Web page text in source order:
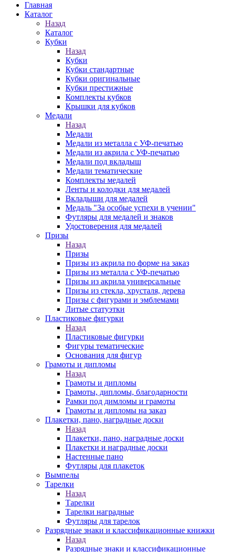
Главная
Каталог
Назад
Каталог
Кубки
Назад
Кубки
Кубки стандартные
Кубки оригинальные
Кубки престижные
Комплекты кубков
Крышки для кубков
Медали
Назад
Медали
Медали из металла с УФ-печатью
Медали из акрила с УФ-печатью
Медали под вкладыш
Медали тематические
Комплекты медалей
Ленты и колодки для медалей
Вкладыши для медалей
Медаль "За особые успехи в учении"
Футляры для медалей и знаков
Удостоверения для медалей
Призы
Назад
Призы
Призы из акрила по форме на заказ
Призы из металла с УФ-печатью
Призы из акрила универсальные
Призы из стекла, хрусталя, дерева
Призы с фигурами и эмблемами
Литые статуэтки
Пластиковые фигурки
Назад
Пластиковые фигурки
Фигуры тематические
Основания для фигур
Грамоты и дипломы
Назад
Грамоты и дипломы
Грамоты, дипломы, благодарности
Рамки под димломы и грамоты
Грамоты и дипломы на заказ
Плакетки, пано, наградные доски
Назад
Плакетки, пано, наградные доски
Плакетки и наградные доски
Настенные пано
Футляры для плакеток
Вымпелы
Тарелки
Назад
Тарелки
Тарелки наградные
Футляры для тарелок
Разрядные знаки и классификационные книжки
Назад
Разрядные знаки и классификационные